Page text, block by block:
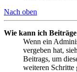
Nach oben
Wie kann ich
Wenn ein
vergeben hat,
Beitrags, um
weiteren Schritte